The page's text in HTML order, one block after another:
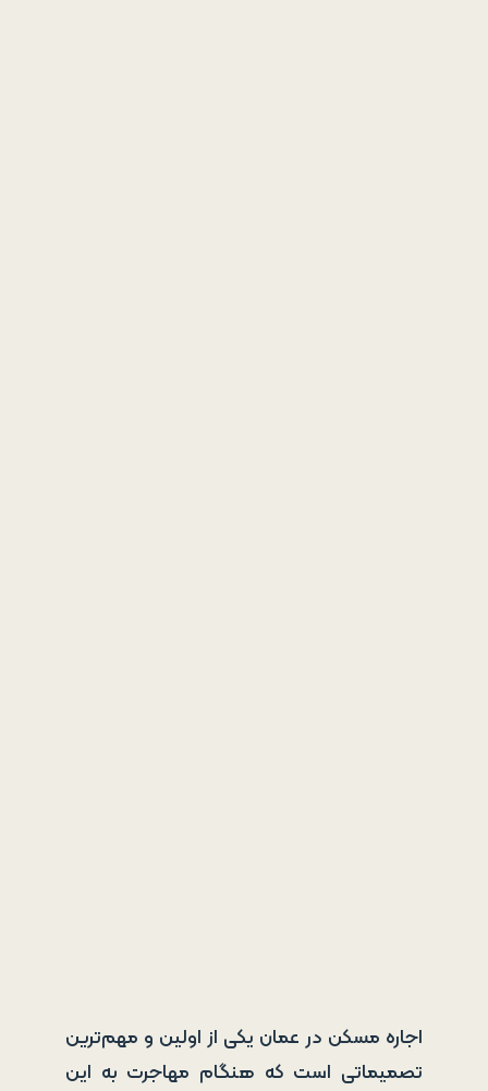
اجاره مسکن در عمان یکی از اولین و مهم‌ترین
تصمیماتی است که هنگام مهاجرت به این